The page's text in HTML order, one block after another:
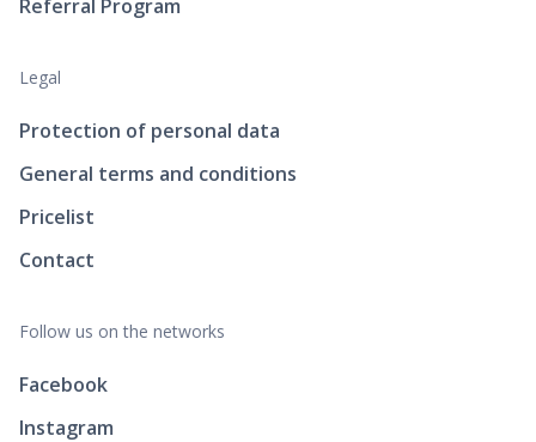
Referral Program
Legal
Protection of personal data
General terms and conditions
Pricelist
Contact
Follow us on the networks
Facebook
Instagram